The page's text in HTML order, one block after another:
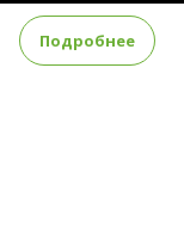
Подробнее